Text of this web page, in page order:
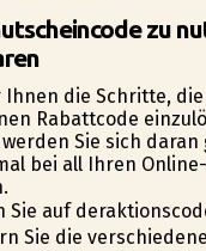
zu
Ihnen die Schritte,
Rabattcode
Sie sich daran
bei all Ihren
Sie auf
Sie die